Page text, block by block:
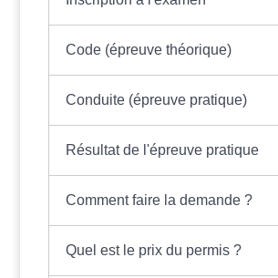
Code (épreuve théorique)
Conduite (épreuve pratique)
Résultat de l'épreuve pratique
Comment faire la demande ?
Quel est le prix du permis ?